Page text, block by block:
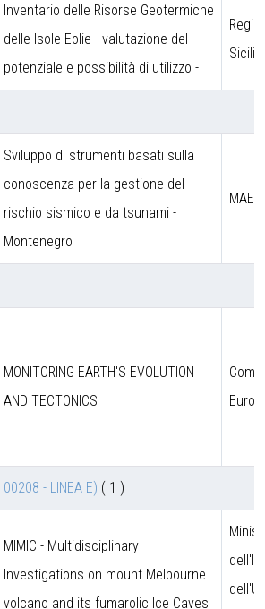
Inventario delle Risorse Geotermiche
delle Isole Eolie - valutazione del
potenziale e possibilità di utilizzo -
Sviluppo di strumenti basati sulla
conoscenza per la gestione del
rischio sismico e da tsunami -
Montenegro
MAE
MONITORING EARTH'S EVOLUTION
AND TECTONICS
- LINEA E) ( 1 )
MIMIC - Multidisciplinary
Investigations on mount Melbourne
volcano and its fumarolic Ice Caves